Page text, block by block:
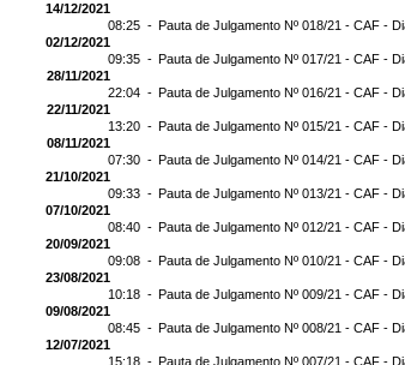
14/12/2021
08:25 - Pauta de Julgamento Nº 018/21 - CAF -
02/12/2021
09:35 - Pauta de Julgamento Nº 017/21 - CAF -
28/11/2021
22:04 - Pauta de Julgamento Nº 016/21 - CAF -
22/11/2021
13:20 - Pauta de Julgamento Nº 015/21 - CAF -
08/11/2021
07:30 - Pauta de Julgamento Nº 014/21 - CAF -
21/10/2021
09:33 - Pauta de Julgamento Nº 013/21 - CAF -
07/10/2021
08:40 - Pauta de Julgamento Nº 012/21 - CAF -
20/09/2021
09:08 - Pauta de Julgamento Nº 010/21 - CAF -
23/08/2021
10:18 - Pauta de Julgamento Nº 009/21 - CAF -
09/08/2021
08:45 - Pauta de Julgamento Nº 008/21 - CAF -
12/07/2021
15:18 - Pauta de Julgamento Nº 007/21 - CAF -